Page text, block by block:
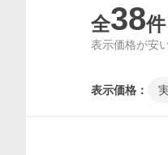
全38件
表示価格が安
表示価格：